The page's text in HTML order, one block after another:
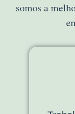
somos a